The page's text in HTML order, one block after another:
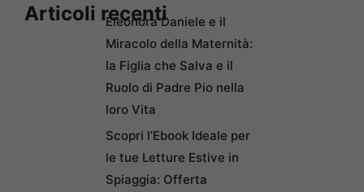
Articoli recentiEleonora Daniele e il
Miracolo della Maternità:
la Figlia che Salva e il
Ruolo di Padre Pio nella
loro Vita
Scopri l’Ebook Ideale per
le tue Letture Estive in
Spiaggia: Offerta